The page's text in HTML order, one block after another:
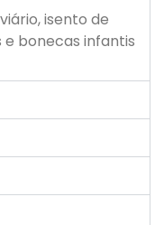
isento de
bonecas infantis